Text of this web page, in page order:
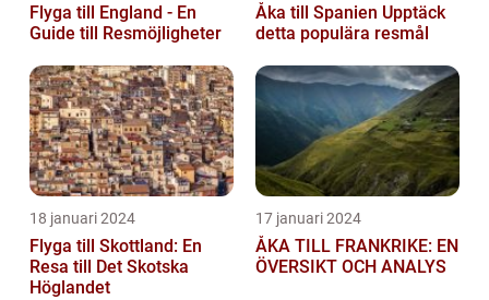
Flyga till England - En
Guide till Resmöjligheter
Åka till Spanien Upptäck
detta populära resmål
18 januari 2024
Flyga till Skottland: En
Resa till Det Skotska
Höglandet
17 januari 2024
ÅKA TILL FRANKRIKE: EN
ÖVERSIKT OCH ANALYS